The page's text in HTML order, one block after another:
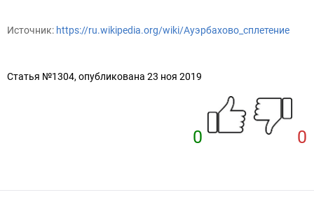
Источник: https://ru.wikipedia.org/wiki/Ауэрбахово_сплетение
Статья №1304, опубликована 23 ноя 2019
0 0